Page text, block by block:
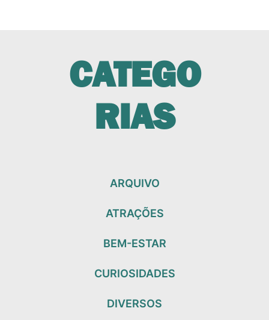
CATEGO
RIAS
ARQUIVO
ATRAÇÕES
BEM-ESTAR
CURIOSIDADES
DIVERSOS